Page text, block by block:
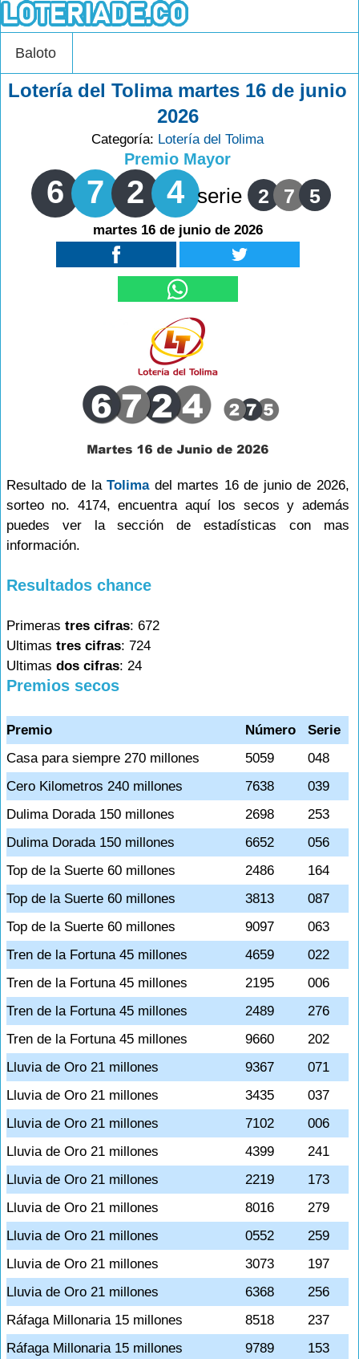
Baloto
Lotería del Tolima martes 16 de junio
2026
Categoría: Lotería del Tolima
Premio Mayor
6 7 2 4 serie 2 7 5
martes 16 de junio de 2026
Resultado de laTolimadel martes 16 de junio de 2026,
sorteo no. 4174, encuentra aquí los secos y además
puedes ver la sección de estadísticas con mas
información.
Resultados chance
Primeras tres cifras: 672
Ultimas tres cifras: 724
Ultimas dos cifras: 24
Premios secos
Premio Número
Serie
Casa para siempre 270 millones
5059
048
Cero Kilometros 240 millones
7638
039
Dulima Dorada 150 millones
2698
253
Dulima Dorada 150 millones
6652
056
Top de la Suerte 60 millones
2486
164
Top de la Suerte 60 millones
3813
087
Top de la Suerte 60 millones
9097
063
Tren de la Fortuna 45 millones
4659
022
Tren de la Fortuna 45 millones
2195
006
Tren de la Fortuna 45 millones
2489
276
Tren de la Fortuna 45 millones
9660
202
Lluvia de Oro 21 millones
9367
071
Lluvia de Oro 21 millones
3435
037
Lluvia de Oro 21 millones
7102
006
Lluvia de Oro 21 millones
4399
241
Lluvia de Oro 21 millones
2219
173
Lluvia de Oro 21 millones
8016
279
Lluvia de Oro 21 millones
0552
259
Lluvia de Oro 21 millones
3073
197
Lluvia de Oro 21 millones
6368
256
Ráfaga Millonaria 15 millones
8518
237
Ráfaga Millonaria 15 millones
9789
153